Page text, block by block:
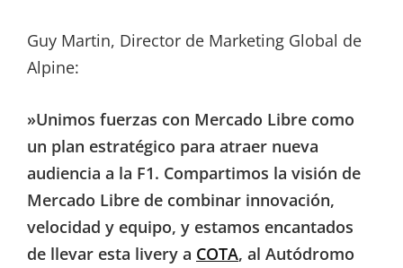
Guy Martin, Director de Marketing Global de
Alpine:
»Unimos fuerzas con Mercado Libre como
un plan estratégico para atraer nueva
audiencia a la F1. Compartimos la visión de
Mercado Libre de combinar innovación,
velocidad y equipo, y estamos encantados
de llevar esta livery a COTA, al Autódromo